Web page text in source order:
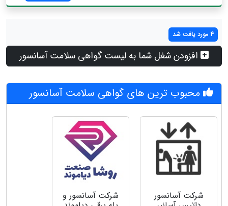
4 مورد یافت شد
افزودن شغل شما به لیست گواهی سلامت آسانسور
محبوب ترین های گواهی سلامت آسانسور
شرکت آسانسور شرکت آسانسور و